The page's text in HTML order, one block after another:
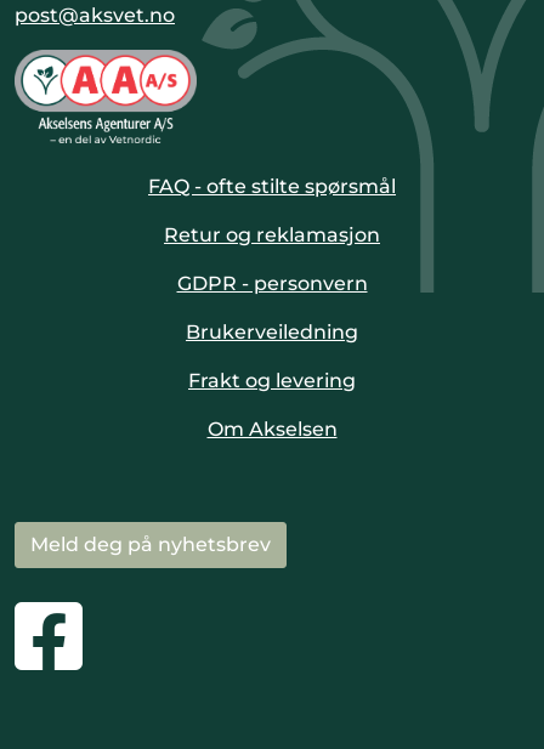
post@aksvet.no
FAQ - ofte stilte spørsmål
Retur og reklamasjon
GDPR - personvern
Brukerveiledning
Frakt og levering
Om Akselsen
Meld deg på nyhetsbrev